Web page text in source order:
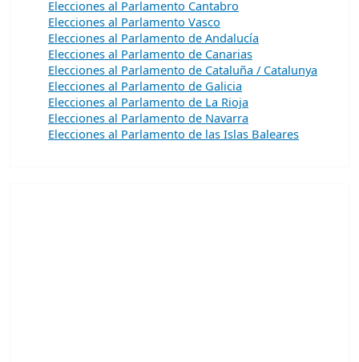
Elecciones al Parlamento Cantabro
Elecciones al Parlamento Vasco
Elecciones al Parlamento de Andalucía
Elecciones al Parlamento de Canarias
Elecciones al Parlamento de Cataluña / Catalunya
Elecciones al Parlamento de Galicia
Elecciones al Parlamento de La Rioja
Elecciones al Parlamento de Navarra
Elecciones al Parlamento de las Islas Baleares